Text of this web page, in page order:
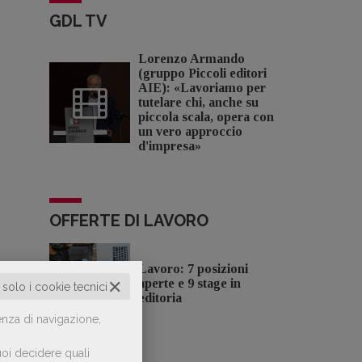
✕
i cookie tecnici
di navigazione,
decidere quali
GDL TV
Lorenzo Armando
(gruppo Piccoli editori
AIE): «Lavoriamo per
tutelare chi, anche su
piccola scala, opera con
un vero approccio
d'impresa»
OFFERTE DI LAVORO
Lavoro: 7 posizioni
aperte e 9 stage in
editoria